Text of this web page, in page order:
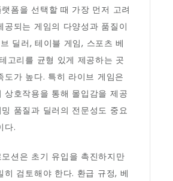
폼을 선택할 때 가장 먼저 고려
공되는 게임의 다양성과 품질이
딜러, 테이블 게임, 스포츠 베
고리를 균형 있게 제공하는 곳
도가 높다. 특히 라이브 게임은
상호작용을 통해 몰입감을 제공
품질과 딜러의 전문성도 중요
다.
션은 초기 유입을 촉진하지만
히 검토해야 한다. 환급 규정, 베